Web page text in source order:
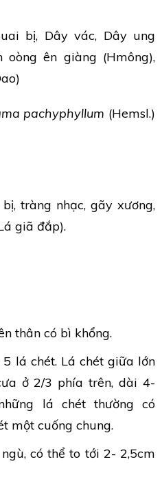
bị, Dây vác, Dây ung
ên giàng (Hmông),
pachyphyllum (Hemsl.)
tràng nhạc, gãy xương,
giã đắp).
thân có bì khổng.
lá chét. Lá chét giữa lớn
ở 2/3 phía trên, dài 4-
lá chét thường có
một cuống chung.
có thể to tới 2- 2,5cm